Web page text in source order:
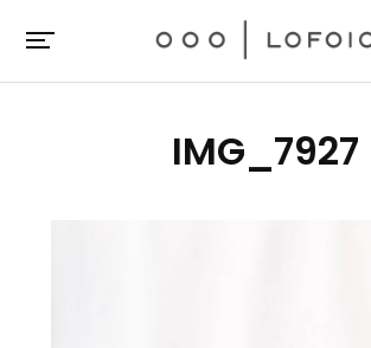
IMG_7927